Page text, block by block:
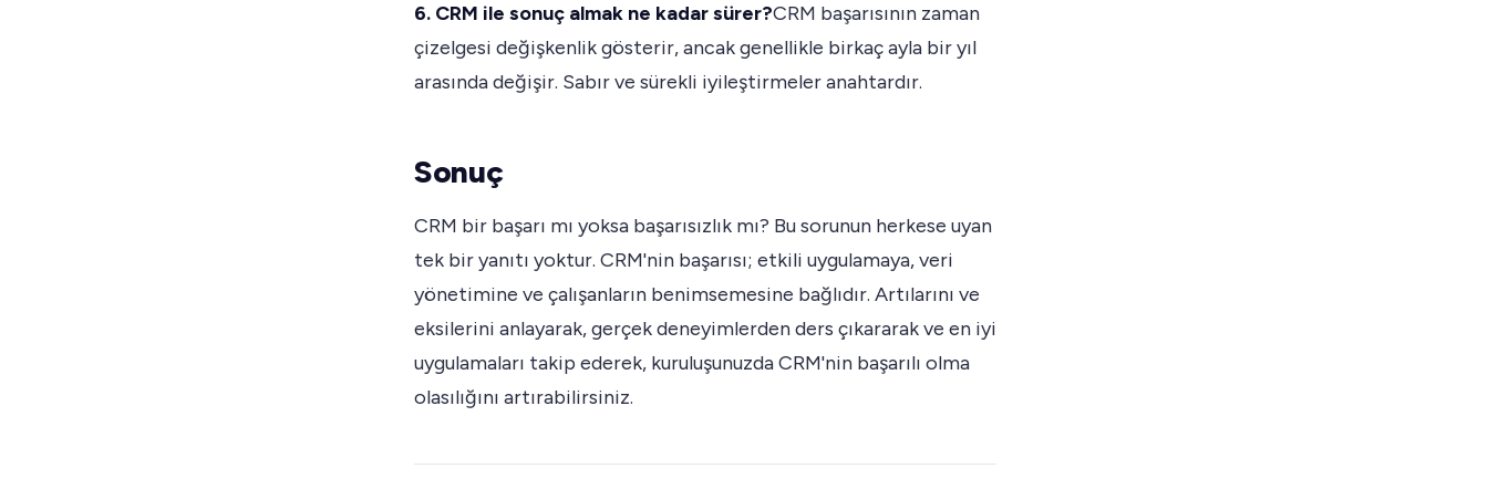
6. CRM ile sonuç almak ne kadar sürer?CRM başarısının zaman
çizelgesi değişkenlik gösterir, ancak genellikle birkaç ayla bir yıl
arasında değişir. Sabır ve sürekli iyileştirmeler anahtardır.
Sonuç
CRM bir başarı mı yoksa başarısızlık mı? Bu sorunun herkese uyan
tek bir yanıtı yoktur. CRM'nin başarısı; etkili uygulamaya, veri
yönetimine ve çalışanların benimsemesine bağlıdır. Artılarını ve
eksilerini anlayarak, gerçek deneyimlerden ders çıkararak ve en iyi
uygulamaları takip ederek, kuruluşunuzda CRM'nin başarılı olma
olasılığını artırabilirsiniz.